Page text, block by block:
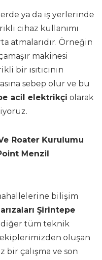
ya da iş yerlerinde
cihaz kullanımı
atmalarıdır. Örneğin
makinesi
bir ısıtıcının
sebep olur ve bu
acil elektrikçi olarak
Roater Kurulumu
Menzil
bilişim
Şirintepe
diğer tüm teknik
oluşan
bir çalışma ve son